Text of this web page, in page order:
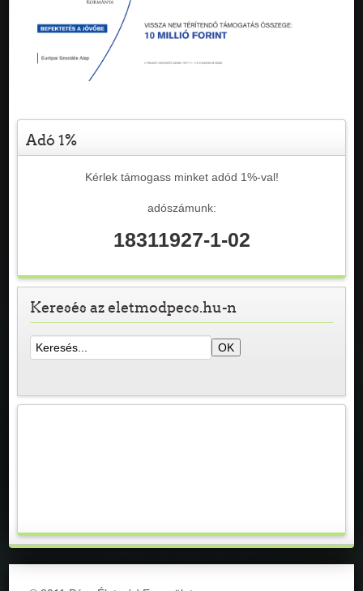
Adó 1%
Kérlek támogass minket adód 1%-val!
adószámunk:
18311927-1-02
Keresés az eletmodpecs.hu-n